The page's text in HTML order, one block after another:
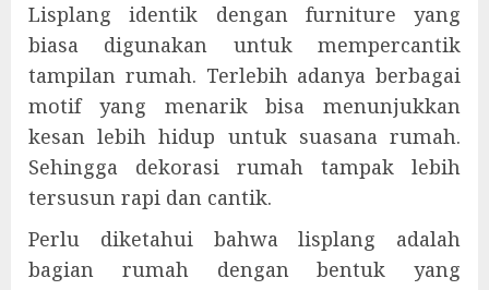
Lisplang identik dengan furniture yang
biasa digunakan untuk mempercantik
tampilan rumah. Terlebih adanya berbagai
motif yang menarik bisa menunjukkan
kesan lebih hidup untuk suasana rumah.
Sehingga dekorasi rumah tampak lebih
tersusun rapi dan cantik.
Perlu diketahui bahwa lisplang adalah
bagian rumah dengan bentuk yang